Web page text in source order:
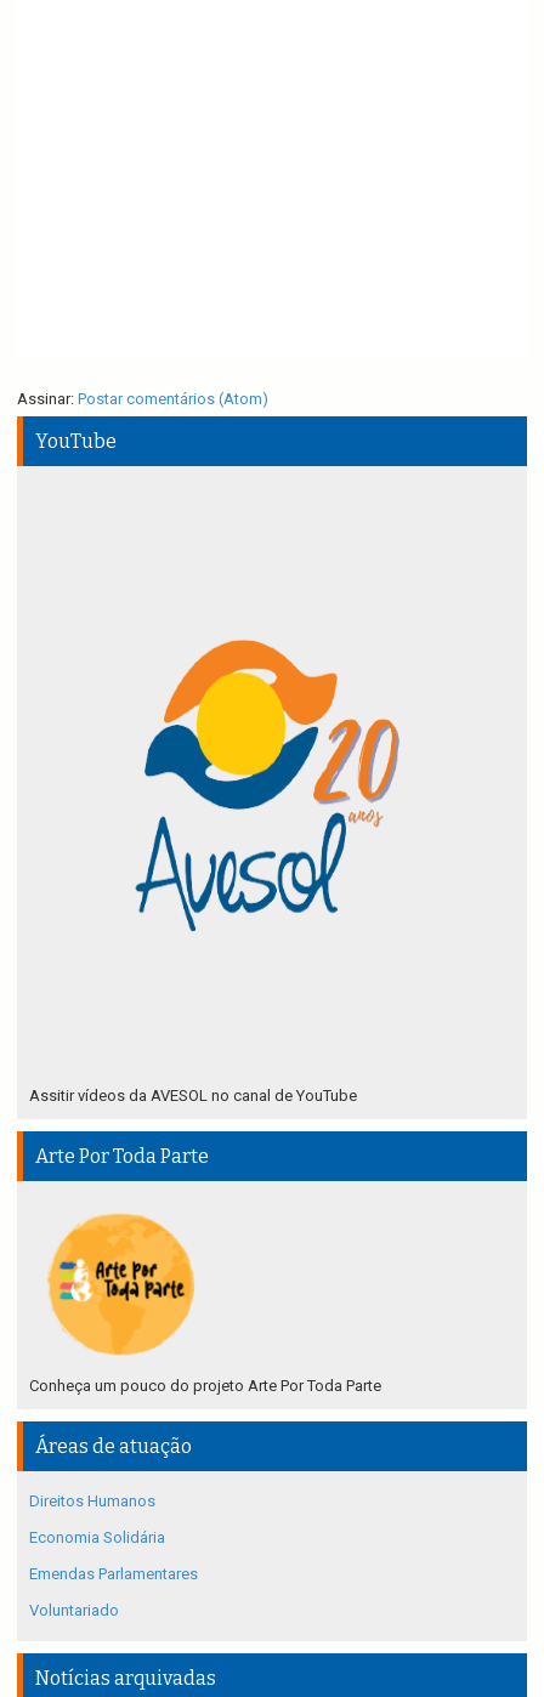
Assinar: Postar comentários (Atom)
YouTube
Assitir vídeos da AVESOL no canal de YouTube
Arte Por Toda Parte
Conheça um pouco do projeto Arte Por Toda Parte
Áreas de atuação
Direitos Humanos
Economia Solidária
Emendas Parlamentares
Voluntariado
Notícias arquivadas